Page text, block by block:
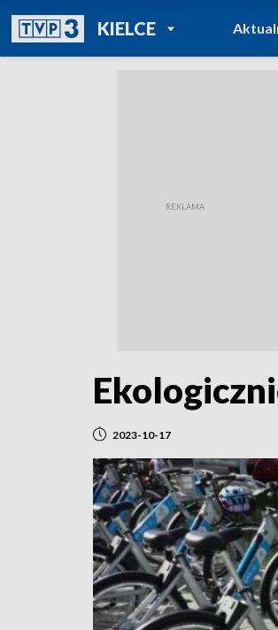
KIELCEPOWRÓT DO
TVP REGIONY
2023-10-17